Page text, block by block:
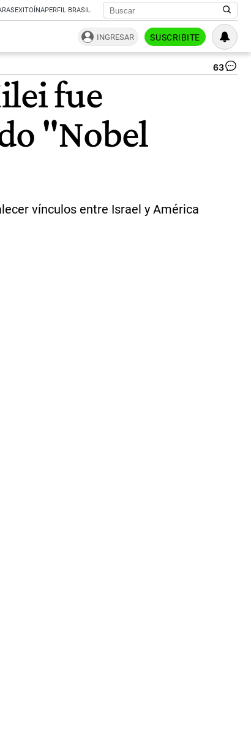
EXITOÍNAPERFIL BRASIL
INGRESAR SUSCRIBITE
63
fue
"Nobel
vínculos entre Israel y América